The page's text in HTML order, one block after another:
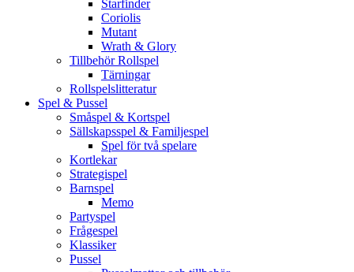
Starfinder
Coriolis
Mutant
Wrath & Glory
Tillbehör Rollspel
Tärningar
Rollspelslitteratur
Spel & Pussel
Småspel & Kortspel
Sällskapsspel & Familjespel
Spel för två spelare
Kortlekar
Strategispel
Barnspel
Memo
Partyspel
Frågespel
Klassiker
Pussel